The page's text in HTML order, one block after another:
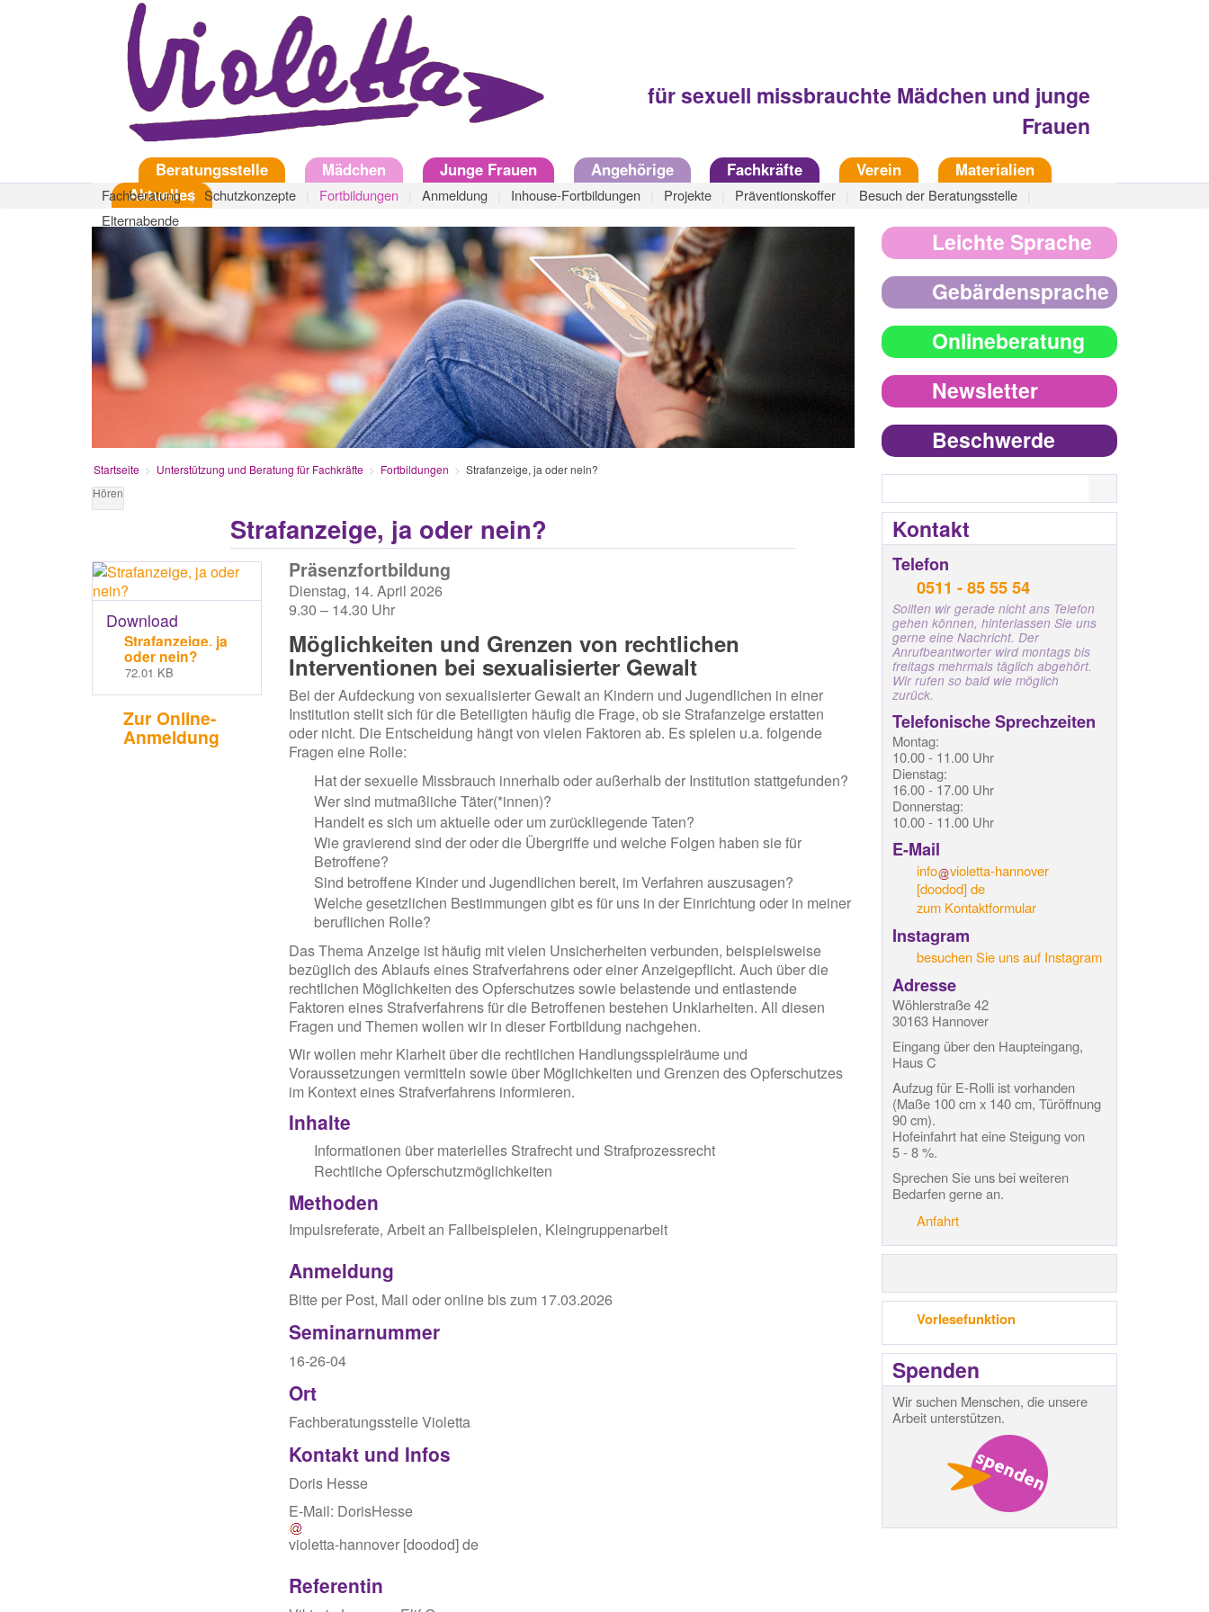
für sexuell missbrauchte Mädchen und junge
Frauen
StartseiteBeratungsstelle Mädchen Junge Frauen Angehörige Fachkräfte
Fachberatung Schutzkonzepte Fortbildungen Anmeldung Inhouse-Fortbildungen Projekte Präventionskoffer
Besuch der Beratungsstelle
Elternabende
Verein
Materialien
Aktuelles
Startseite Unterstützung und Beratung für Fachkräfte Fortbildungen
Strafanzeige, ja oder nein?
Hören
Strafanzeige, ja oder nein?
Download
Strafanzeige, ja
oder nein?
72.01 KB
Zur Online-
Anmeldung
Präsenzfortbildung
Dienstag, 14. April 2026
9.30 – 14.30 Uhr
Möglichkeiten und Grenzen von rechtlichen
Interventionen bei sexualisierter Gewalt
Bei der Aufdeckung von sexualisierter Gewalt an Kindern und Jugendlichen in einer
Institution stellt sich für die Beteiligten häufig die Frage, ob sie Strafanzeige erstatten
oder nicht. Die Entscheidung hängt von vielen Faktoren ab. Es spielen u.a. folgende
Fragen eine Rolle:
Hat der sexuelle Missbrauch innerhalb oder außerhalb der Institution stattgefunden?
Wer sind mutmaßliche Täter(*innen)?
Handelt es sich um aktuelle oder um zurückliegende Taten?
Wie gravierend sind der oder die Übergriffe und welche Folgen haben sie für
Betroffene?
Sind betroffene Kinder und Jugendlichen bereit, im Verfahren auszusagen?
Welche gesetzlichen Bestimmungen gibt es für uns in der Einrichtung oder in meiner
beruflichen Rolle?
Das Thema Anzeige ist häufig mit vielen Unsicherheiten verbunden, beispielsweise
bezüglich des Ablaufs eines Strafverfahrens oder einer Anzeigepflicht. Auch über die
rechtlichen Möglichkeiten des Opferschutzes sowie belastende und entlastende
Faktoren eines Strafverfahrens für die Betroffenen bestehen Unklarheiten. All diesen
Fragen und Themen wollen wir in dieser Fortbildung nachgehen.
Wir wollen mehr Klarheit über die rechtlichen Handlungsspielräume und
Voraussetzungen vermitteln sowie über Möglichkeiten und Grenzen des Opferschutzes
im Kontext eines Strafverfahrens informieren.
Inhalte
Informationen über materielles Strafrecht und Strafprozessrecht
Rechtliche Opferschutzmöglichkeiten
Methoden
Impulsreferate, Arbeit an Fallbeispielen, Kleingruppenarbeit
Anmeldung
Bitte per Post, Mail oder online bis zum 17.03.2026
Seminarnummer
16-26-04
Ort
Fachberatungsstelle Violetta
Kontakt und Infos
Doris Hesse
E-Mail: DorisHesse
violetta-hannover [doodod]de
Referentin
Leichte Sprache
Gebärdensprache
Onlineberatung
Newsletter
Beschwerde
Kontakt
Telefon
0511 - 85 55 54
Sollten wir gerade nicht ans Telefon
gehen können, hinterlassen Sie uns
gerne eine Nachricht. Der
Anrufbeantworter wird montags bis
freitags mehrmals täglich abgehört.
Wir rufen so bald wie möglich
zurück.
Telefonische Sprechzeiten
Montag:
10.00 - 11.00 Uhr
Dienstag:
16.00 - 17.00 Uhr
Donnerstag:
10.00 - 11.00 Uhr
E-Mail
info
violetta-hannover
[doodod] de
zum Kontaktformular
Instagram
besuchen Sie uns auf Instagram
Adresse
Wöhlerstraße 42
30163 Hannover
Eingang über den Haupteingang,
Haus C
Aufzug für E-Rolli ist vorhanden
(Maße 100 cm x 140 cm, Türöffnung
90 cm).
Hofeinfahrt hat eine Steigung von
5 - 8 %.
Sprechen Sie uns bei weiteren
Bedarfen gerne an.
Anfahrt
Vorlesefunktion
Spenden
Wir suchen Menschen, die unsere
Arbeit unterstützen.